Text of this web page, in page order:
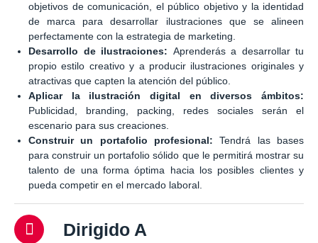
objetivos de comunicación, el público objetivo y la identidad
de marca para desarrollar ilustraciones que se alineen
perfectamente con la estrategia de marketing.
Desarrollo de ilustraciones: Aprenderás a desarrollar tu
propio estilo creativo y a producir ilustraciones originales y
atractivas que capten la atención del público.
Aplicar la ilustración digital en diversos ámbitos:
Publicidad, branding, packing, redes sociales serán el
escenario para sus creaciones.
Construir un portafolio profesional: Tendrá las bases
para construir un portafolio sólido que le permitirá mostrar su
talento de una forma óptima hacia los posibles clientes y
pueda competir en el mercado laboral.
Dirigido A